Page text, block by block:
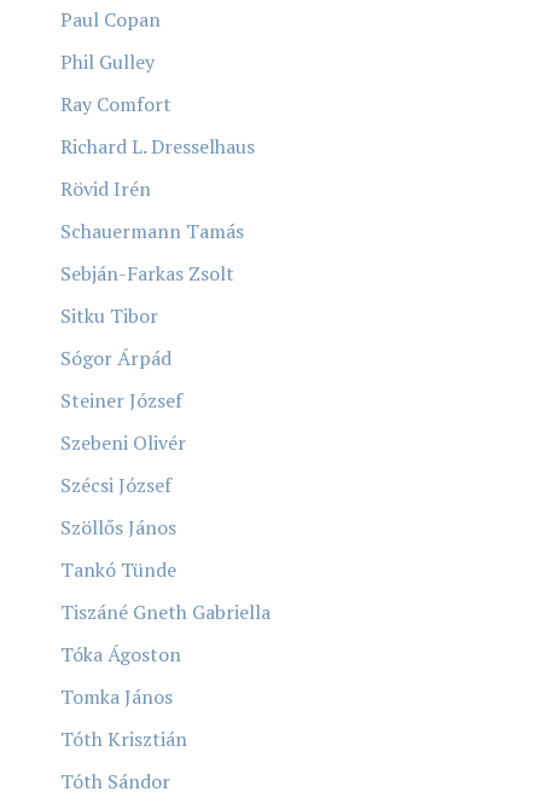
Paul Copan
Phil Gulley
Ray Comfort
Richard L. Dresselhaus
Rövid Irén
Schauermann Tamás
Sebján-Farkas Zsolt
Sitku Tibor
Sógor Árpád
Steiner József
Szebeni Olivér
Szécsi József
Szöllős János
Tankó Tünde
Tiszáné Gneth Gabriella
Tóka Ágoston
Tomka János
Tóth Krisztián
Tóth Sándor